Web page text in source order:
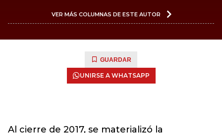
VER MÁS COLUMNAS DE ESTE AUTOR
GUARDAR
UNIRSE A WHATSAPP
Al cierre de 2017, se materializó la